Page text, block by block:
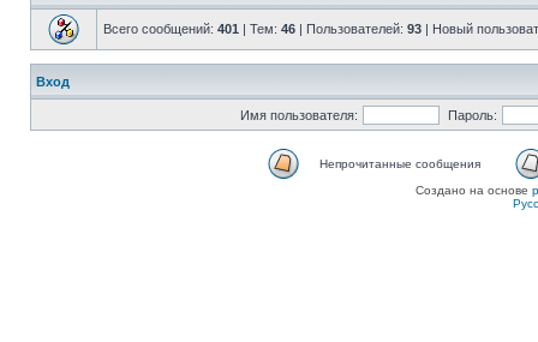
Всего сообщений: 401 | Тем: 46 | Пользователей: 93 | Новый
Вход
Имя пользователя: Пароль:
Непрочитанные сообщения
Создано на основе